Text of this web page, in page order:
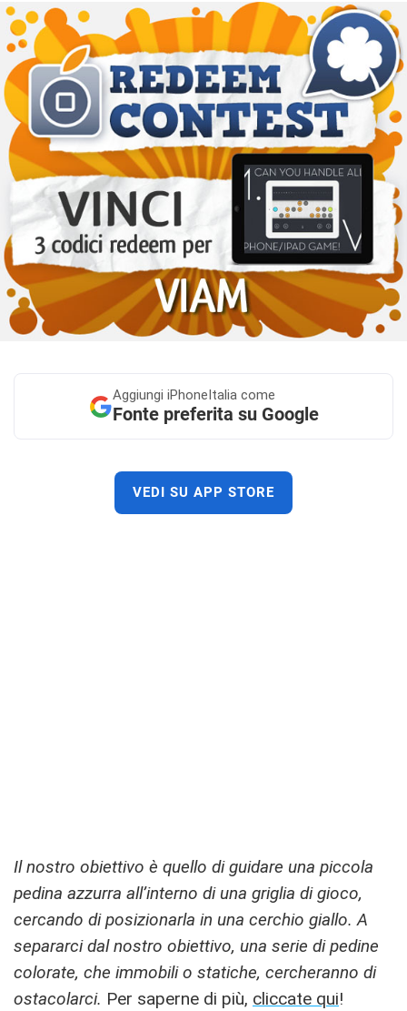
Aggiungi iPhoneItalia come
Fonte preferita su Google
VEDI SU APP STORE
Il nostro obiettivo è quello di guidare una piccola
pedina azzurra all’interno di una griglia di gioco,
cercando di posizionarla in una cerchio giallo. A
separarci dal nostro obiettivo, una serie di pedine
colorate, che immobili o statiche, cercheranno di
ostacolarci. Per saperne di più, cliccate qui!